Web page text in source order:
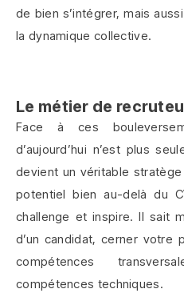
de bien s’intégrer, mais
la dynamique collective.
Le métier de
Face à ces
d’aujourd’hui n’est plus
devient un véritable
potentiel bien au-delà du
challenge et inspire. Il sait
d’un candidat, cerner votre
compétences
compétences techniques.